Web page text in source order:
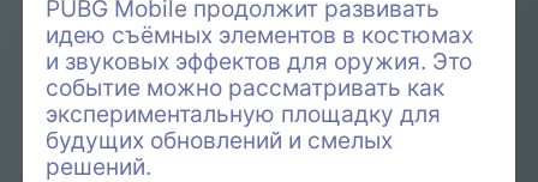
PUBG Mobile продолжит развивать
идею съёмных элементов в костюмах
и звуковых эффектов для оружия. Это
событие можно рассматривать как
экспериментальную площадку для
будущих обновлений и смелых
решений.